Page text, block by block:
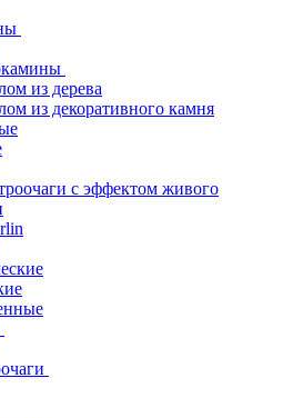
из дерева
из декоративного камня
с эффектом живого